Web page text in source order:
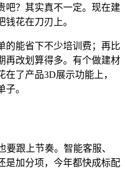
吧？其实真不一定。现在建
花在刀刃上。
的能省下不少培训费；再比
再改划算得多。有个做建材
了产品3D展示功能上，
。
跟上节奏。智能客服、
是加分项，今年都快成标配